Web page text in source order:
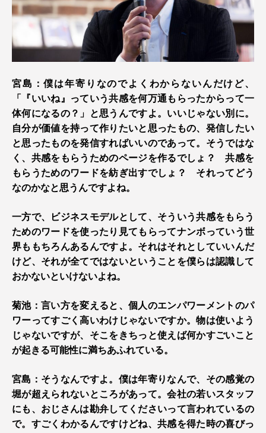
宮島：僕は年寄りなのでよくわからないんだけど、
「『いいね』っていう共感を何万通もらったからって一
体何になるの？」と思うんですよ。いいじゃない別に。
自分が価値を持って作りたいと思ったもの、発信したい
と思ったものを発信すればいいのであって。そうではな
く、共感をもらうためのページを作るでしょ？ 共感を
もらうためのワードを紡ぎ出すでしょ？ それってどう
なのかなと思うんですよね。
一方で、ビジネスモデルとして、そういう共感をもらう
ためのワードを使ったり見てもらってナンボっていう世
界ももちろんあるんですよ。それはそれとしていいんだ
けど、それが全てではないということを僕らは認識して
おかないといけないよね。
菊池：言い方を変えると、個人のエンパワーメントのパ
ワーってすごく高いわけじゃないですか。物は使いよう
じゃないですが、そこをきちっと使えば何かすごいこと
が起きる可能性に満ちあふれている。
宮島：そうなんですよ。僕は年寄りなんで、その感覚の
堀が超えられないところがあって。会社の若いスタッフ
にも、おじさんは勘弁してくださいって言われているの
で。すごくわかるんですけどね、共感を得た時の喜びっ